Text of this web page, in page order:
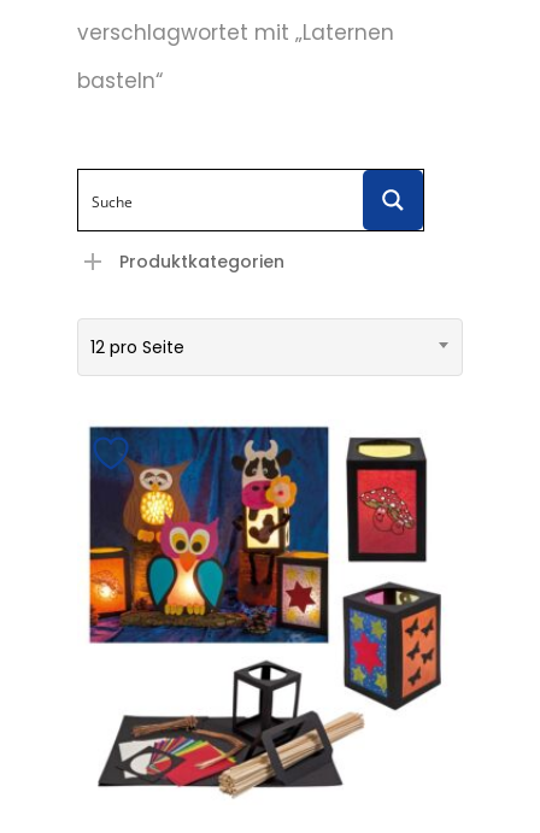
verschlagwortet mit „Laternen
basteln“
Produktkategorien
12 pro Seite